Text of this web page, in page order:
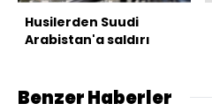
Husilerden Suudi
Arabistan'a saldırı
Benzer Haberler